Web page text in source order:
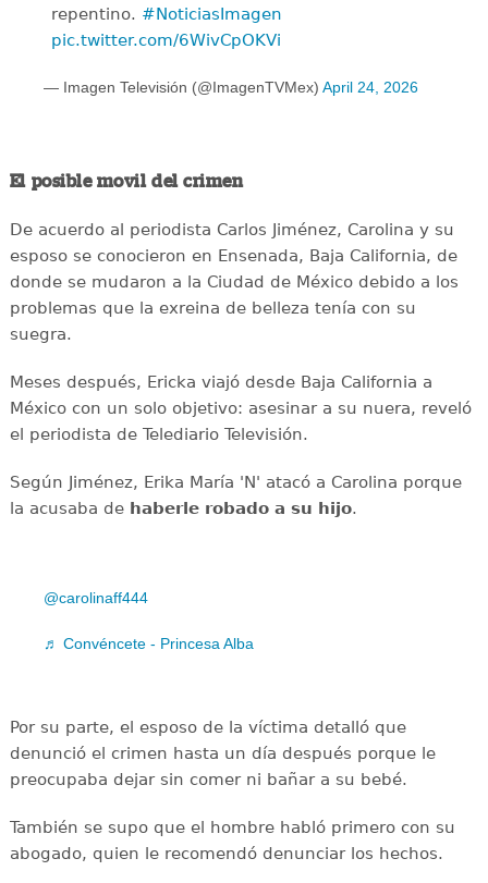
repentino. #NoticiasImagen
pic.twitter.com/6WivCpOKVi
— Imagen Televisión (@ImagenTVMex) April 24, 2026
El posible movil del crimen
De acuerdo al periodista Carlos Jiménez, Carolina y su
esposo se conocieron en Ensenada, Baja California, de
donde se mudaron a la Ciudad de México debido a los
problemas que la exreina de belleza tenía con su
suegra.
Meses después, Ericka viajó desde Baja California a
México con un solo objetivo: asesinar a su nuera, reveló
el periodista de Telediario Televisión.
Según Jiménez, Erika María 'N' atacó a Carolina porque
la acusaba de haberle robado a su hijo.
@carolinaff444
♬ Convéncete - Princesa Alba
Por su parte, el esposo de la víctima detalló que
denunció el crimen hasta un día después porque le
preocupaba dejar sin comer ni bañar a su bebé.
También se supo que el hombre habló primero con su
abogado, quien le recomendó denunciar los hechos.